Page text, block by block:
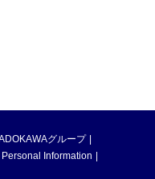
グループ
Information